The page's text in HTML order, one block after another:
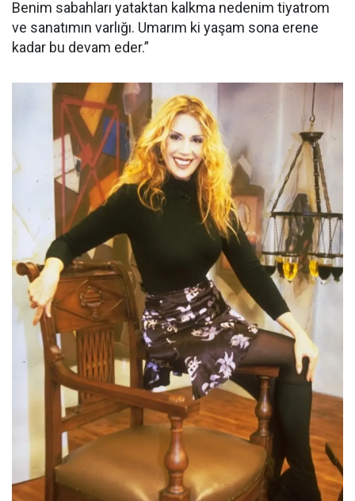
Benim sabahları yataktan kalkma nedenim tiyatrom
ve sanatımın varlığı. Umarım ki yaşam sona erene
kadar bu devam eder.”